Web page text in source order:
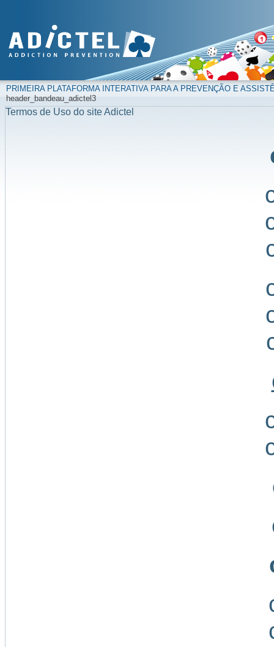
PRIMEIRA PLATAFORMA INTERATIVA PARA A PREVENÇÃO E
header_bandeau_adictel3
Termos de Uso do site Adictel